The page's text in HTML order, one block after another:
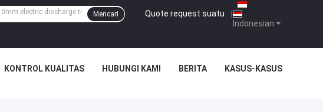
Indonesian
Quote request suatu |
Mencari
KONTROL KUALITAS HUBUNGI KAMI BERITA KASUS-KASUS